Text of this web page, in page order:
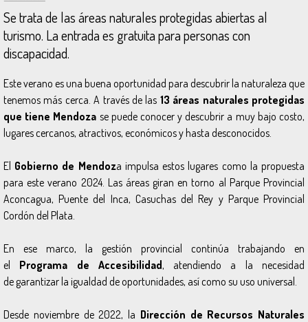
Se trata de las áreas naturales protegidas abiertas al
turismo. La entrada es gratuita para personas con
discapacidad.
Este verano es una buena oportunidad para descubrir la naturaleza que
tenemos más cerca. A través de las 13 áreas naturales protegidas
que tiene Mendoza se puede conocer y descubrir a muy bajo costo,
lugares cercanos, atractivos, económicos y hasta desconocidos.
El Gobierno de Mendoza impulsa estos lugares como la propuesta
para este verano 2024. Las áreas giran en torno al Parque Provincial
Aconcagua, Puente del Inca, Casuchas del Rey y Parque Provincial
Cordón del Plata.
En ese marco, la gestión provincial continúa trabajando en
el Programa de Accesibilidad, atendiendo a la necesidad
de garantizar la igualdad de oportunidades, así como su uso universal.
Desde noviembre de 2022, la Dirección de Recursos Naturales